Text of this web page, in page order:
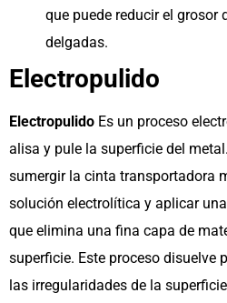
que puede reducir el grosor
delgadas.
Electropulido
Electropulido Es un proceso
alisa y pule la superficie del
sumergir la cinta transportadora
solución electrolítica y aplicar
que elimina una fina capa de
superficie. Este proceso disuelve
las irregularidades de la